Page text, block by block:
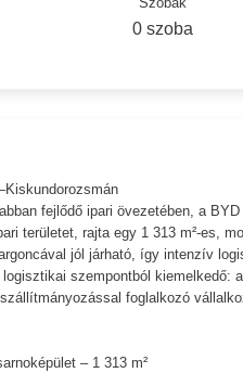
0 szoba
fejlődő ipari övezetében, a
területet, rajta egy 1 313 m²-es,
jól járható, így intenzív
szempontból kiemelkedő:
foglalkozó
– 1 313 m²